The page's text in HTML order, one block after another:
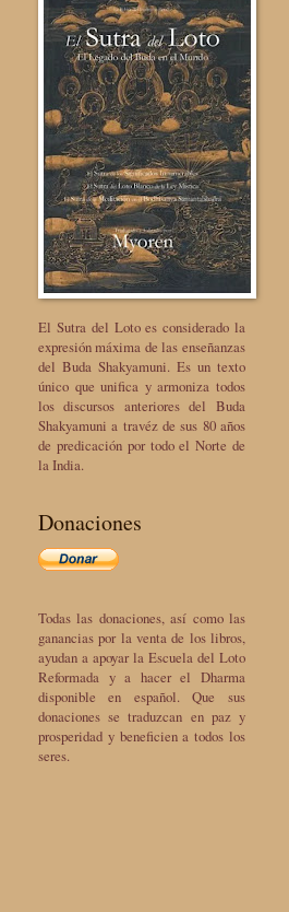
El Sutra del Loto es considerado la
expresión máxima de las enseñanzas
del Buda Shakyamuni. Es un texto
único que unifica y armoniza todos
los discursos anteriores del Buda
Shakyamuni a travéz de sus 80 años
de predicación por todo el Norte de
la India.
Donaciones
Todas las donaciones, así como las
ganancias por la venta de los libros,
ayudan a apoyar la Escuela del Loto
Reformada y a hacer el Dharma
disponible en español. Que sus
donaciones se traduzcan en paz y
prosperidad y beneficien a todos los
seres.